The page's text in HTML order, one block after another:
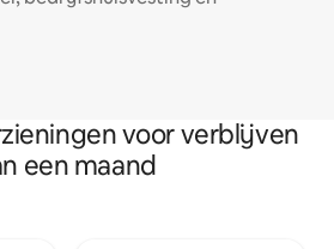
voor verblijven
een maand